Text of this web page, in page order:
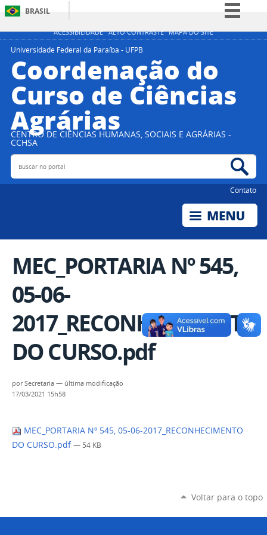
ACESSIBILIDADE ALTO CONTRASTE MAPA DO SITE
BRASIL
Simplifique!
Participe
Acesso à informação
Legislação
Universidade Federal da Paraíba - UFPB
Coordenação do
Curso de Ciências
Agrárias
CENTRO DE CIÊNCIAS HUMANAS, SOCIAIS E AGRÁRIAS -
CCHSA
Buscar no portal
Contato
MEC_PORTARIA Nº 545,
05-06-
2017_RECONHECIMENTO
DO CURSO.pdf
porSecretaria — última modificação
17/03/2021 15h58
MEC_PORTARIA Nº 545, 05-06-2017_RECONHECIMENTO
DO CURSO.pdf — 54 KB
Voltar para o topo